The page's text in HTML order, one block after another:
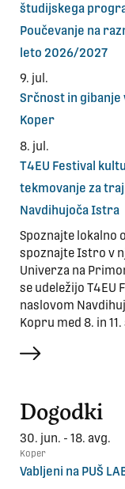
študijskega
Poučevanje na
leto 2026/2027
9. jul.
Srčnost in gibanje
Koper
8. jul.
T4EU Festival
tekmovanje za
Navdihujoča Istra
Spoznajte lokalno
spoznajte Istro v
Univerza na
se udeležijo T4EU
naslovom
Kopru med 8. in
več
Dogodki
30. jun. - 18. avg.
Koper
Vabljeni na PUŠ